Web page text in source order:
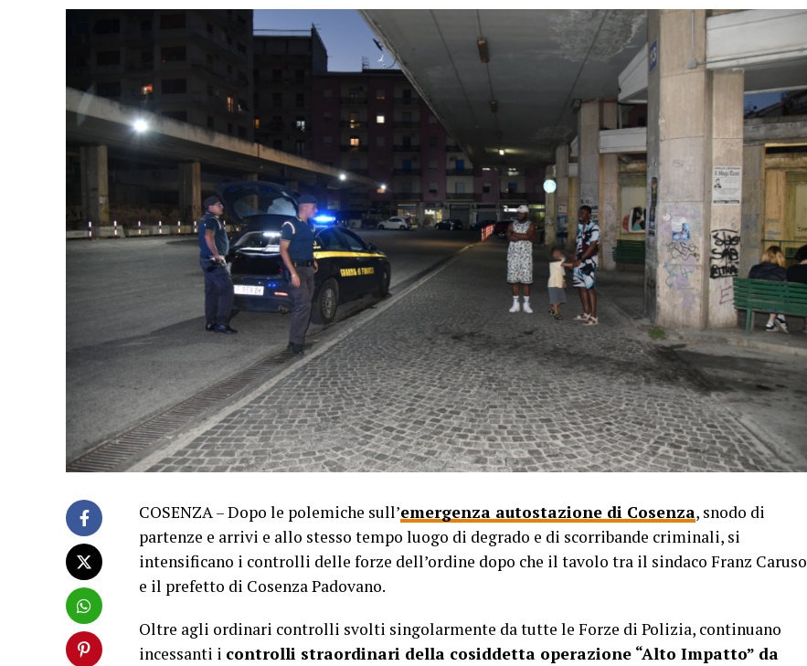
COSENZA – Dopo le polemiche sull’emergenza autostazione di Cosenza, snodo di
partenze e arrivi e allo stesso tempo luogo di degrado e di scorribande criminali, si
intensificano i controlli delle forze dell’ordine dopo che il tavolo tra il sindaco Franz Caruso
e il prefetto di Cosenza Padovano.
Oltre agli ordinari controlli svolti singolarmente da tutte le Forze di Polizia, continuano
incessanti i controlli straordinari della cosiddetta operazione “Alto Impatto” da